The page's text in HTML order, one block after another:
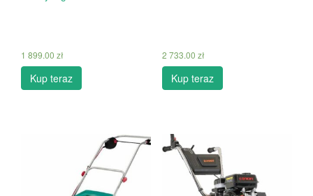
1 899.00 zł
Kup teraz
2 733.00 zł
Kup teraz